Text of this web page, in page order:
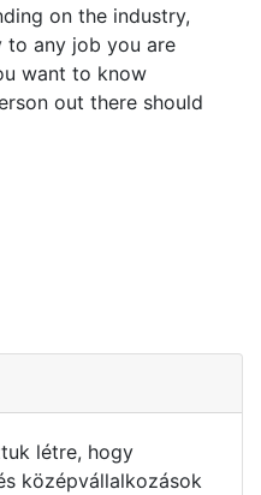
on the industry,
to any job you are
want to know
out there should
létre, hogy
középvállalkozások